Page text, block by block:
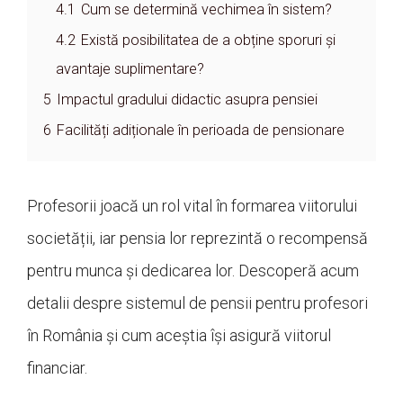
4.1 Cum se determină vechimea în sistem?
4.2 Există posibilitatea de a obține sporuri și
avantaje suplimentare?
5
Impactul gradului didactic asupra pensiei
6 Facilități adiționale în perioada de pensionare
Profesorii joacă un rol vital în formarea viitorului
societății, iar pensia lor reprezintă o recompensă
pentru munca și dedicarea lor. Descoperă acum
detalii despre sistemul de pensii pentru profesori
în România și cum aceștia își asigură viitorul
financiar.